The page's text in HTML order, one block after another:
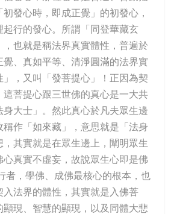
發心時，即成正覺」的初發心，
起行的發心。所謂「同登華藏玄
，也就是稱法界真實體性，普遍於
、真如平等、清淨圓滿的法界實
，又叫「發菩提心」！正因為契
這菩提心跟三世佛的真心是一大共
身大士」。然此真心於凡夫眾生邊
稱作「如來藏」，意思就是「法身
其實就是在眾生邊上，闡明眾生
真實不虛妄，故說眾生心即是佛
者，學佛、成佛最核心的根本，也
入法界的體性，其實就是入佛菩
現、智慧的顯現，以及同體大悲